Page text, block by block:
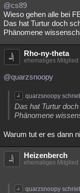
@cs89
Wieso gehen alle bei
Das hat Turtur doch
Phänomene
Rho-ny-theta
ehemaliges Mitglied
@quarzsnoopy
quarzsnoopy
Das hat Turtur
Phänomene
Warum tut er es dann
Heizenberch
ehemaliges Mitglied
quarzsnoopy